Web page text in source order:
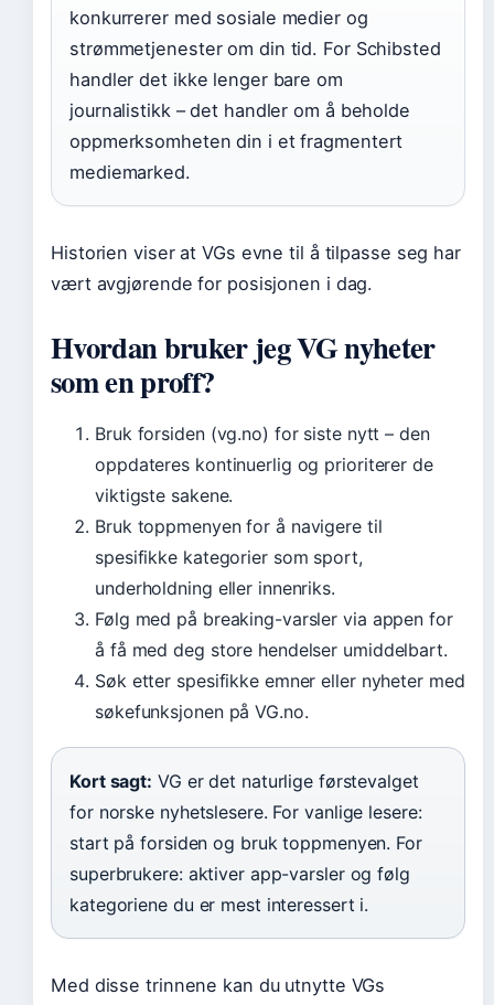
konkurrerer med sosiale medier og
strømmetjenester om din tid. For Schibsted
handler det ikke lenger bare om
journalistikk – det handler om å beholde
oppmerksomheten din i et fragmentert
mediemarked.
Historien viser at VGs evne til å tilpasse seg har
vært avgjørende for posisjonen i dag.
Hvordan bruker jeg VG nyheter
som en proff?
Bruk forsiden (vg.no) for siste nytt – den
oppdateres kontinuerlig og prioriterer de
viktigste sakene.
Bruk toppmenyen for å navigere til
spesifikke kategorier som sport,
underholdning eller innenriks.
Følg med på breaking-varsler via appen for
å få med deg store hendelser umiddelbart.
Søk etter spesifikke emner eller nyheter med
søkefunksjonen på VG.no.
Kort sagt: VG er det naturlige førstevalget
for norske nyhetslesere. For vanlige lesere:
start på forsiden og bruk toppmenyen. For
superbrukere: aktiver app-varsler og følg
kategoriene du er mest interessert i.
Med disse trinnene kan du utnytte VGs